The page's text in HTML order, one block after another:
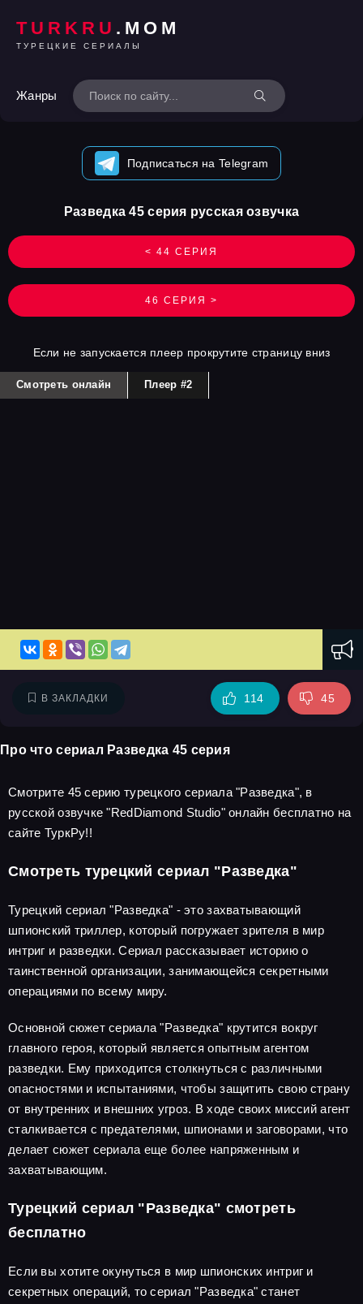
TURKRU .MOM
ТУРЕЦКИЕ СЕРИАЛЫ
Жанры
Подписаться на Telegram
< 44 СЕРИЯ
Разведка 45 серия русская озвучка
46 СЕРИЯ >
Если не запускается плеер прокрутите страницу вниз
Смотреть онлайн Плеер #2
В ЗАКЛАДКИ 114 45
Про что сериал Разведка 45 серия
Смотрите 45 серию турецкого сериала "Разведка", в
русской озвучке "RedDiamond Studio" онлайн бесплатно на
сайте ТуркРу!!
Смотреть турецкий сериал "Разведка"
Турецкий сериал "Разведка" - это захватывающий
шпионский триллер, который погружает зрителя в мир
интриг и разведки. Сериал рассказывает историю о
таинственной организации, занимающейся секретными
операциями по всему миру.
Основной сюжет сериала "Разведка" крутится вокруг
главного героя, который является опытным агентом
разведки. Ему приходится столкнуться с различными
опасностями и испытаниями, чтобы защитить свою страну
от внутренних и внешних угроз. В ходе своих миссий агент
сталкивается с предателями, шпионами и заговорами, что
делает сюжет сериала еще более напряженным и
захватывающим.
Турецкий сериал "Разведка" смотреть
бесплатно
Если вы хотите окунуться в мир шпионских интриг и
секретных операций, то сериал "Разведка" станет